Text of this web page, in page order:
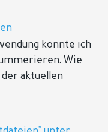
konnte ich
Wie
aktuellen